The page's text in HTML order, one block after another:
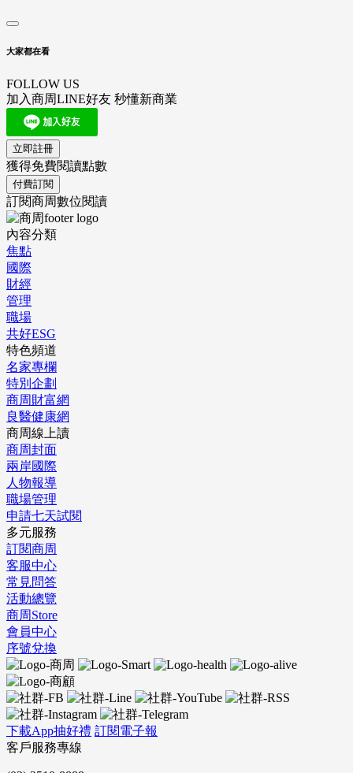
大家都在看
FOLLOW US
加入商周LINE好友 秒懂新商業
立即註冊
獲得免費閱讀點數
付費訂閱
訂閱商周數位閱讀
內容分類
焦點
國際
財經
管理
職場
共好ESG
特色頻道
名家專欄
特別企劃
商周財富網
良醫健康網
商周線上讀
商周封面
兩岸國際
人物報導
職場管理
申請七天試閱
多元服務
訂閱商周
客服中心
常見問答
活動總覽
商周Store
會員中心
序號兌換
下載App抽好禮 訂閱電子報
客戶服務專線